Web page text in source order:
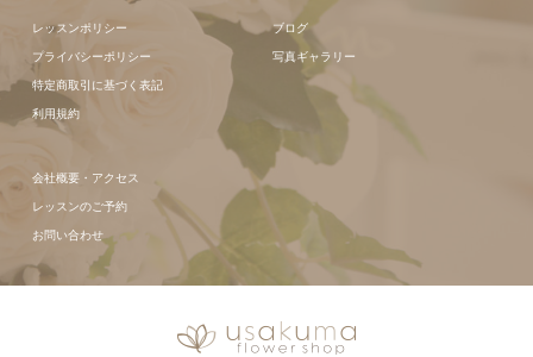
レッスンポリシー
プライバシーポリシー
特定商取引に基づく表記
利用規約
ブログ
写真ギャラリー
会社概要・アクセス
レッスンのご予約
お問い合わせ